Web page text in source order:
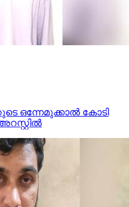
ഒന്നേമുക്കാല്‍ കോടി